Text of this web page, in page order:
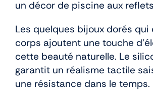
un décor de piscine aux
Les quelques bijoux dorés qui
corps ajoutent une touche
cette beauté naturelle. Le
garantit un réalisme tactile
une résistance dans le temps.